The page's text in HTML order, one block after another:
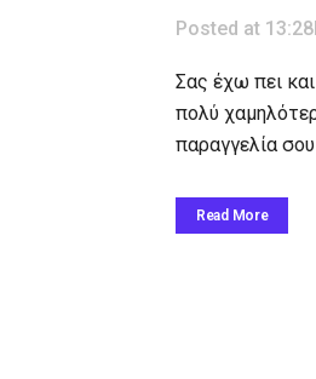
Posted at
Σας έχω πει
πολύ
παραγγελία
Read More